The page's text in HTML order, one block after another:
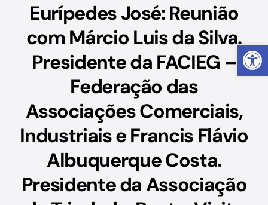
Abrir
Institucional
Atendimento
Sustentabilidade
Acesso à Informação
Eurípedes José: Reunião
com Márcio Luis da Silva.
Presidente da FACIEG –
Federação das
Associações Comerciais,
Industriais e Francis Flávio
Albuquerque Costa.
Presidente da Associação